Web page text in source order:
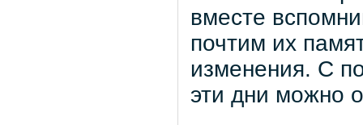
вместе
почтим их
изменения. С
эти дни можно